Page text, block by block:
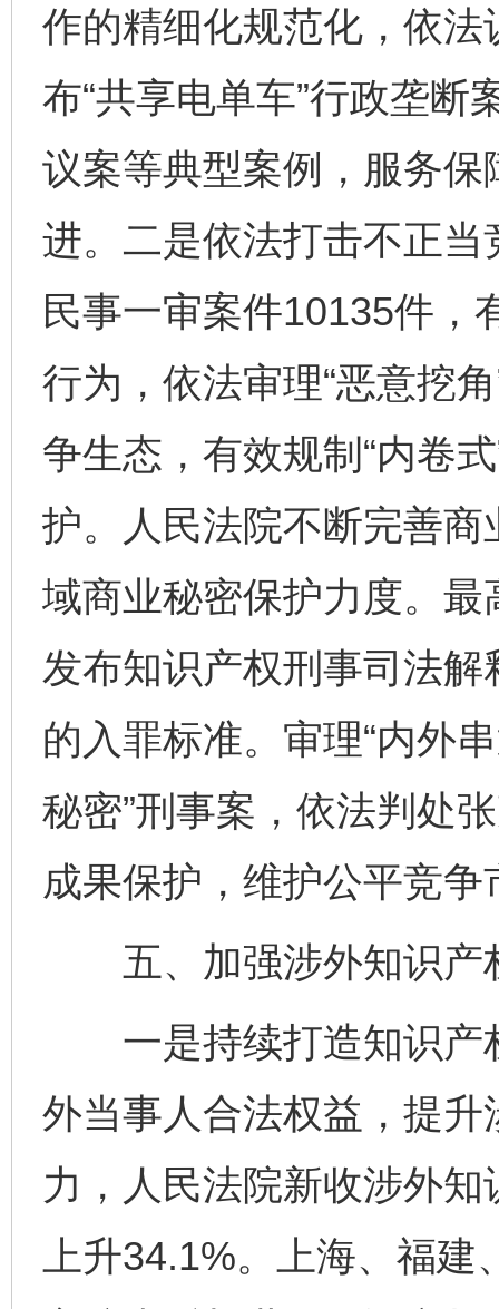
作的精细化规范化，依
布“共享电单车”行政垄断
议案等典型案例，服务
进。二是依法打击不正
民事一审案件10135件，
行为，依法审理“恶意挖
争生态，有效规制“内卷
护。人民法院不断完善
域商业秘密保护力度。
发布知识产权刑事司法
的入罪标准。审理“内外
秘密”刑事案，依法判处
成果保护，维护公平竞争
五、加强涉外知识产
一是持续打造知识产
外当事人合法权益，提
力，人民法院新收涉外
上升34.1%。上海、福